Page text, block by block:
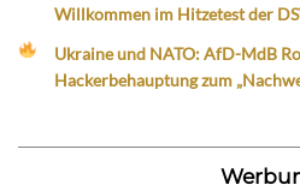
Willkommen im Hitzetest der
Ukraine und NATO: AfD-MdB
Hackerbehauptung zum